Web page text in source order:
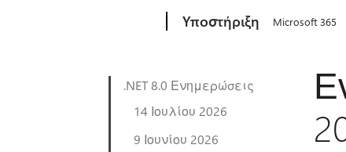
Υποστήριξη Microsoft 365
.NET 8.0 Ενημερώσεις
14 Ιουλίου 2026
9 Ιουνίου 2026